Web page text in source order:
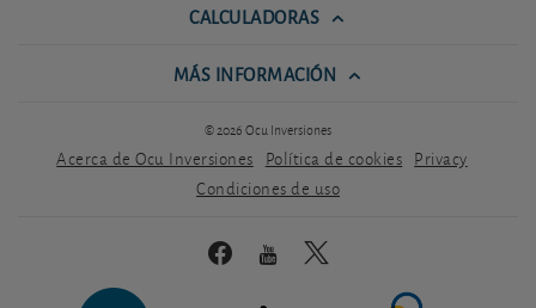
CALCULADORAS
MÁS INFORMACIÓN
© 2026 Ocu Inversiones
Acerca de Ocu Inversiones Política de cookies Privacy
Condiciones de uso